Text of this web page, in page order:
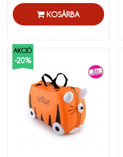
KOSÁRBA
AKCIÓ
-20%